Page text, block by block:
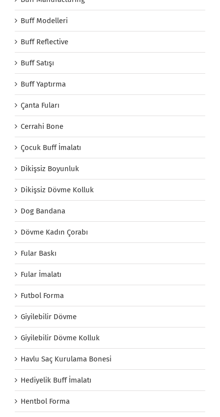
Buff Modelleri
Buff Reflective
Buff Satışı
Buff Yaptırma
Çanta Fuları
Cerrahi Bone
Çocuk Buff İmalatı
Dikişsiz Boyunluk
Dikişsiz Dövme Kolluk
Dog Bandana
Dövme Kadın Çorabı
Fular Baskı
Fular İmalatı
Futbol Forma
Giyilebilir Dövme
Giyilebilir Dövme Kolluk
Havlu Saç Kurulama Bonesi
Hediyelik Buff İmalatı
Hentbol Forma